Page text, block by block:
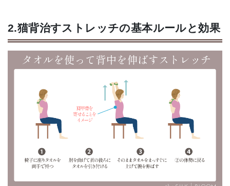
2.猫背治すストレッチの基本ルールと効果